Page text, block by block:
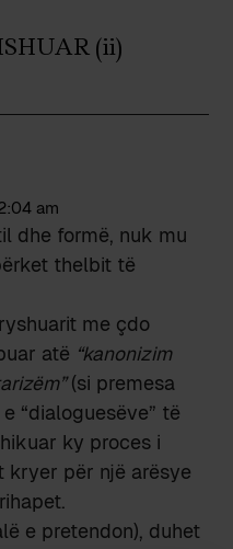
(ii)
am
dhe formë, nuk mu
thelbit të
me çdo
atë “kanonizim
(si premesa
“dialoguesëve” të
ky proces i
kryer për një arësye
e pretendon), duhet